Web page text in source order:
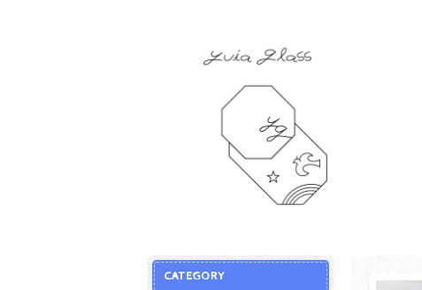
CATEGORY